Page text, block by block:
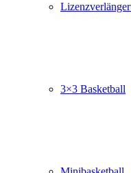
3×3 Basketball